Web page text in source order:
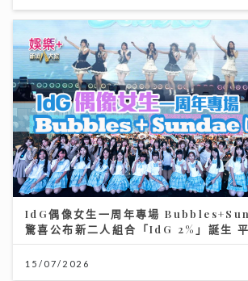
IdG偶像女生一周年專場
驚喜公布新二人組合「IdG 2%」誕生
15/07/2026